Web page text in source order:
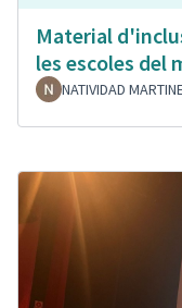
Material
les escoles del
NATIVIDAD